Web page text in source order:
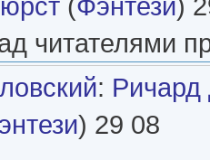
читателями
:
) 29 08